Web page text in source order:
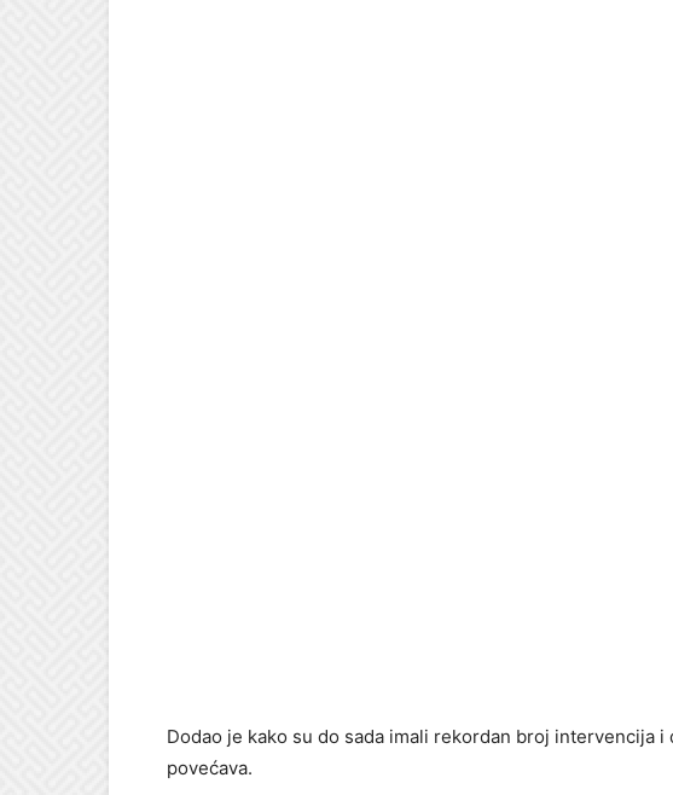
Dodao je kako su do sada imali rekordan broj intervencija i
povećava.